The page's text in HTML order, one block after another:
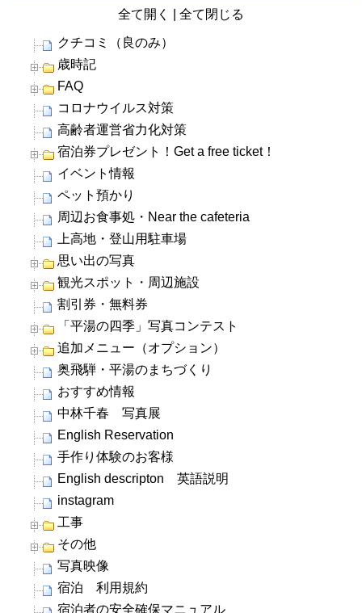
全て開く 全て閉じる
クチコミ（良のみ）
歳時記
FAQ
コロナウイルス対策
高齢者運営省力化対策
宿泊券プレゼント！Get a free ticket！
イベント情報
ペット預かり
周辺お食事処・Near the cafeteria
上高地・登山用駐車場
思い出の写真
観光スポット・周辺施設
割引券・無料券
「平湯の四季」写真コンテスト
追加メニュー（オプション）
奥飛騨・平湯のまちづくり
おすすめ情報
中林千春 写真展
English Reservation
手作り体験のお客様
English descripton 英語説明
instagram
工事
その他
写真映像
宿泊 利用規約
宿泊者の安全確保マニュアル